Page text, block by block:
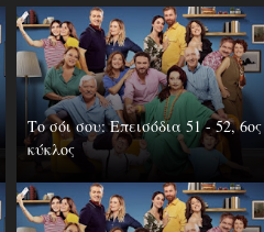
Το σόι σου: Επεισόδια 51 - 52, 6ος
κύκλος